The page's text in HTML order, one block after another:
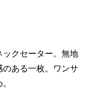
クセーター。無地
のある一枚。ワンサ